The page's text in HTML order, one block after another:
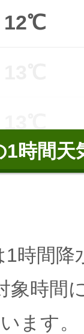
12℃
1時間天
時間降
象時間
ます。